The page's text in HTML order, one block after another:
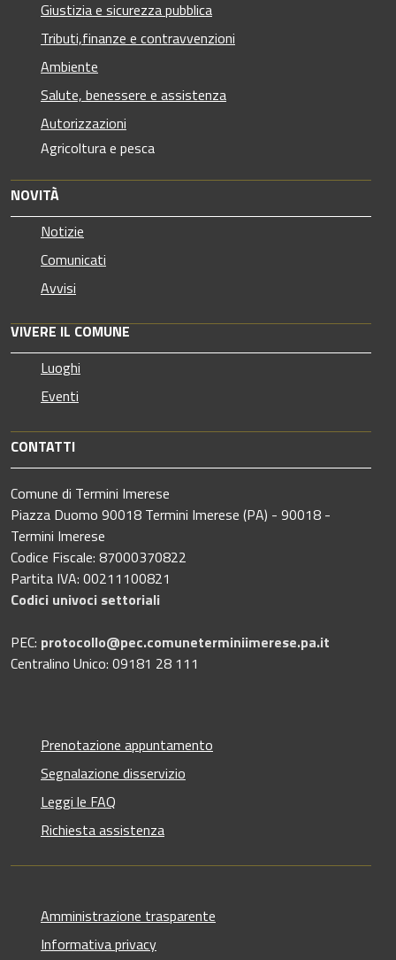
Giustizia e sicurezza pubblica
Tributi,finanze e contravvenzioni
Ambiente
Salute, benessere e assistenza
Autorizzazioni
Agricoltura e pesca
NOVITÀ
Notizie
Comunicati
Avvisi
VIVERE IL COMUNE
Luoghi
Eventi
CONTATTI
Comune di Termini Imerese
Piazza Duomo 90018 Termini Imerese (PA) - 90018 -
Termini Imerese
Codice Fiscale: 87000370822
Partita IVA: 00211100821
Codici univoci settoriali
PEC: protocollo@pec.comuneterminiimerese.pa.it
Centralino Unico: 09181 28 111
Prenotazione appuntamento
Segnalazione disservizio
Leggi le FAQ
Richiesta assistenza
Amministrazione trasparente
Informativa privacy